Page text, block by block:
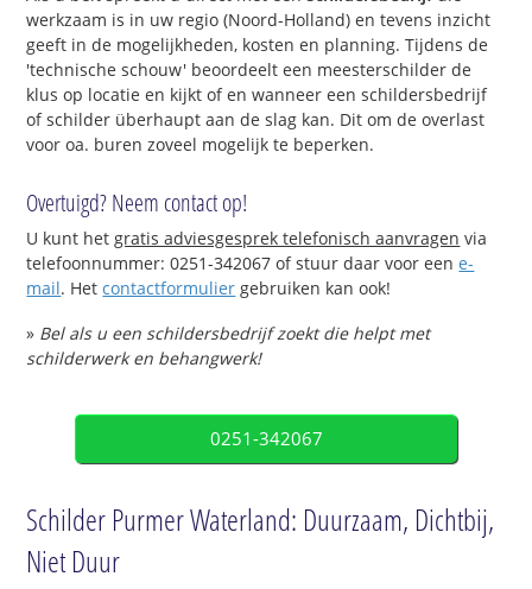
werkzaam is in uw regio (Noord-Holland) en tevens inzicht
geeft in de mogelijkheden, kosten en planning. Tijdens de
'technische schouw' beoordeelt een meesterschilder de
klus op locatie en kijkt of en wanneer een schildersbedrijf
of schilder überhaupt aan de slag kan. Dit om de overlast
voor oa. buren zoveel mogelijk te beperken.
Overtuigd? Neem contact op!
U kunt hetgratis adviesgesprek telefonisch aanvragen via
telefoonnummer: 0251-342067 of stuur daar voor eene-
mail. Hetcontactformulier gebruiken kan ook!
» Bel als u een schildersbedrijf zoekt die helpt met
schilderwerk en behangwerk!
0251-342067
Schilder Purmer Waterland: Duurzaam, Dichtbij,
Niet Duur